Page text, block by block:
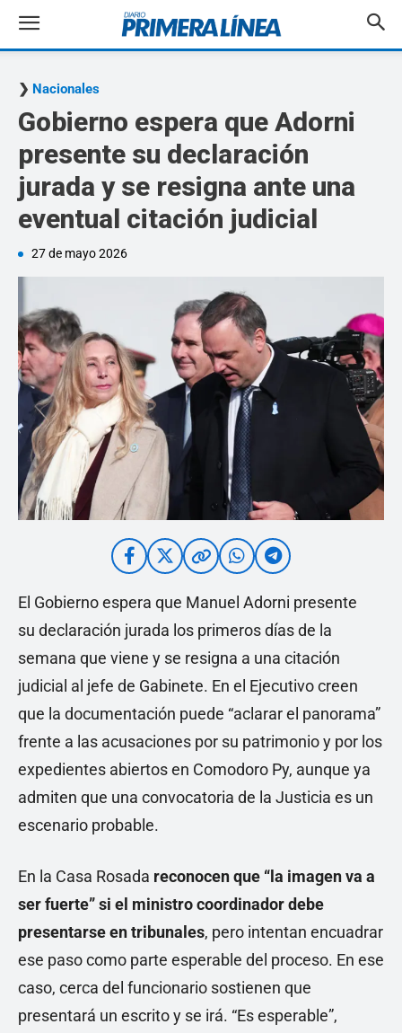
Nacionales
Gobierno espera que Adorni
presente su declaración
jurada y se resigna ante una
eventual citación judicial
27 de mayo 2026
El Gobierno espera que Manuel Adorni presente
su declaración jurada los primeros días de la
semana que viene y se resigna a una citación
judicial al jefe de Gabinete. En el Ejecutivo creen
que la documentación puede “aclarar el panorama”
frente a las acusaciones por su patrimonio y por los
expedientes abiertos en Comodoro Py, aunque ya
admiten que una convocatoria de la Justicia es un
escenario probable.
En la Casa Rosada reconocen que “la imagen va a
ser fuerte” si el ministro coordinador debe
presentarse en tribunales, pero intentan encuadrar
ese paso como parte esperable del proceso. En ese
caso, cerca del funcionario sostienen que
presentará un escrito y se irá. “Es esperable”,